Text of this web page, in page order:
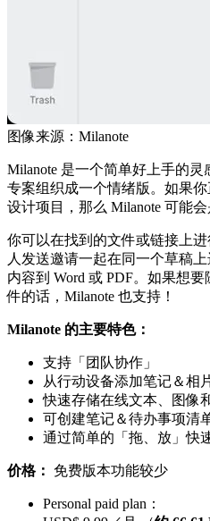
图像来源：Milanote
Milanote 是一个简单好上手的
专案组织成一个情绪版。如果
设计项目，那么 Milanote 可能会
你可以在找到的文件或链接上
人发送邀请一起在同一个草稿
内容到 Word 或 PDF。如果想
件的话，Milanote 也支持！
Milanote 的主要特色：
支持「团队协作」
从行动设备添加笔记＆相
快速存储在线文本、图像
可创建笔记＆待办事项清
通过简单的「拖、放」快
价格： 免费版本功能较少
Personal paid plan：